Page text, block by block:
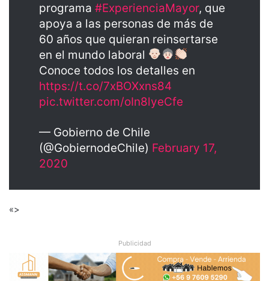
programa #ExperienciaMayor, que
apoya a las personas de más de
60 años que quieran reinsertarse
en el mundo laboral
Conoce todos los detalles en
https://t.co/7xBOXxns84
pic.twitter.com/oIn8lyeCfe
— Gobierno de Chile
(@GobiernodeChile) February 17,
2020
«>
Publicidad